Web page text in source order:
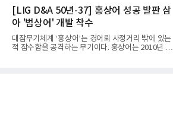
동기 대
라는 플랫폼 경쟁력을 활용한 AI 에이전트 서비스에
집중하는 전략이다. 과거 무리한 사업 확장 과정에서
겪었던 시행착오를 되풀이하지 않고 핵심 역량에 집
중하겠다는 취지로 풀이된다.7일 업계에 따르면 카카
오는 올해 2분기 연결 기준 매출 2조985억원, 영업이
익 2770억원을 기록했다. 전년 동기 대비 매출과 영업
[LIG D&A 50년-37] 홍상어 성공 발판 삼
아 '범상어' 개발 착수
대잠무기체계 ‘홍상어’는 경어뢰 사정거리 밖에 있는
적 잠수함을 공격하는 무기이다. 홍상어는 2010년 넥